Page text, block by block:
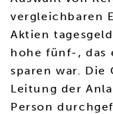
vergleichbaren
Aktien
hohe fünf-, das
sparen war. Die
Leitung der
Person